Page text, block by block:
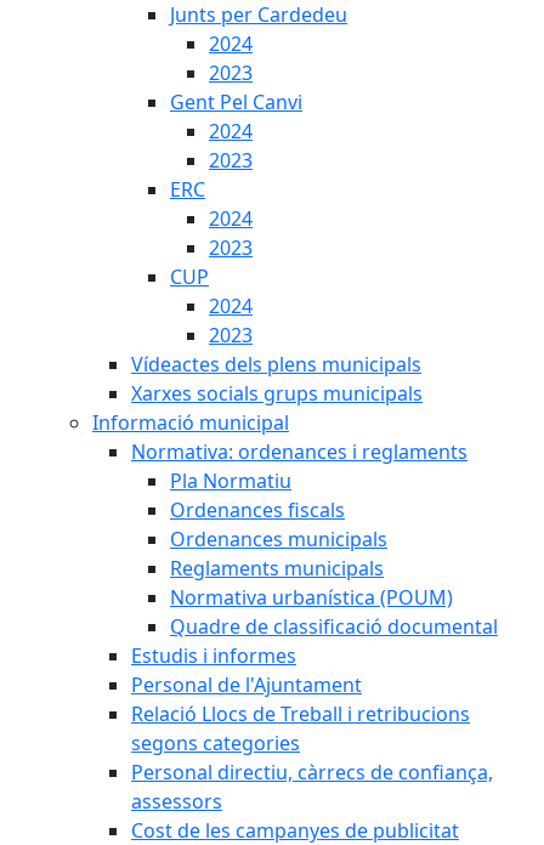
Junts per Cardedeu
2024
2023
Gent Pel Canvi
2024
2023
ERC
2024
2023
CUP
2024
2023
Vídeactes dels plens municipals
Xarxes socials grups municipals
Informació municipal
Normativa: ordenances i reglaments
Pla Normatiu
Ordenances fiscals
Ordenances municipals
Reglaments municipals
Normativa urbanística (POUM)
Quadre de classificació documental
Estudis i informes
Personal de l'Ajuntament
Relació Llocs de Treball i retribucions
segons categories
Personal directiu, càrrecs de confiança,
assessors
Cost de les campanyes de publicitat